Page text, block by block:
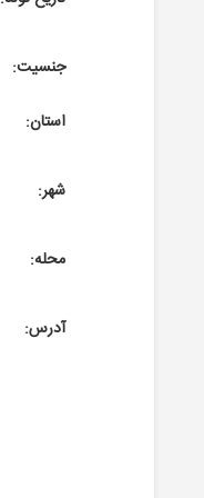
جنسیت:
استان:
شهر:
محله:
آدرس: